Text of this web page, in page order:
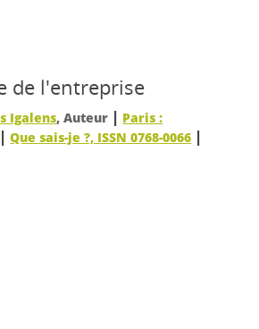
de l'entreprise
Igalens, Auteur | Paris :
|Que sais-je ?, ISSN 0768-0066 |